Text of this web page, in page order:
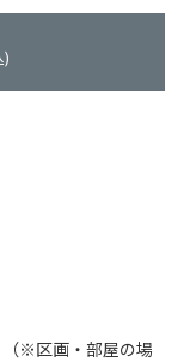
)
※区画・部屋の場